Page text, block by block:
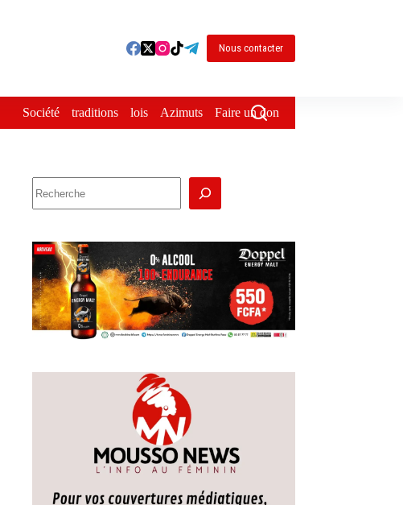
Nous contacter
Société traditions lois Azimuts Faire un don